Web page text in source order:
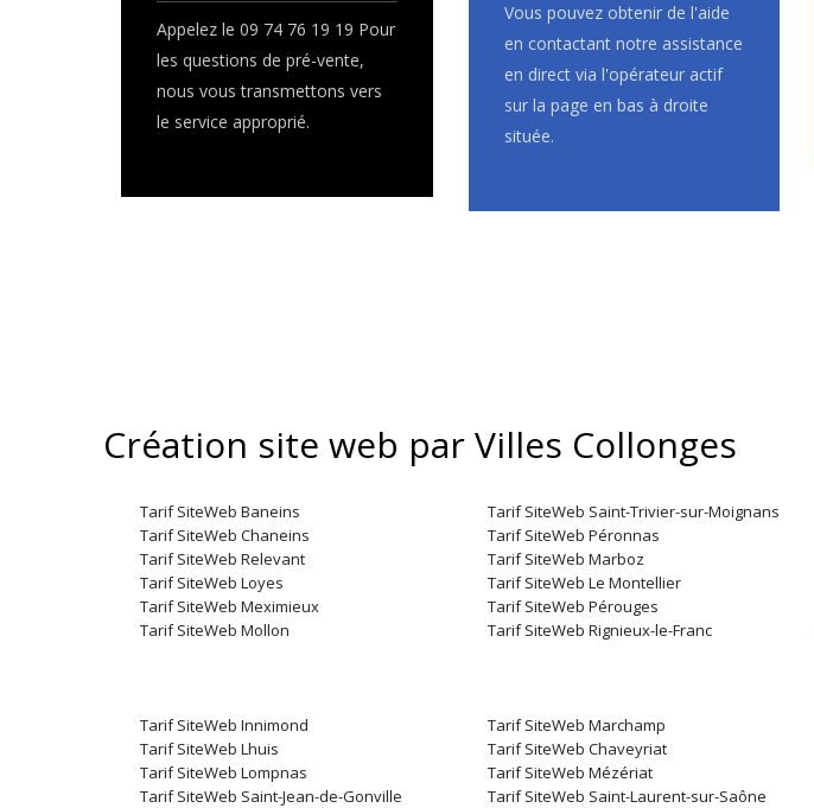
Appelez le 09 74 76 19 19 Pour
les questions de pré-vente,
nous vous transmettons vers
le service approprié.
Vous pouvez obtenir de l'aide
en contactant notre assistance
en direct via l'opérateur actif
sur la page en bas à droite
située.
Création site web par Villes Collonges
Tarif SiteWeb Baneins
Tarif SiteWeb Chaneins
Tarif SiteWeb Relevant
Tarif SiteWeb Saint-Trivier-sur-Moignans
Tarif SiteWeb Péronnas
Tarif SiteWeb Marboz
Tarif SiteWeb Loyes
Tarif SiteWeb Meximieux
Tarif SiteWeb Mollon
Tarif SiteWeb Le Montellier
Tarif SiteWeb Pérouges
Tarif SiteWeb Rignieux-le-Franc
Tarif SiteWeb Innimond
Tarif SiteWeb Lhuis
Tarif SiteWeb Lompnas
Tarif SiteWeb Marchamp
Tarif SiteWeb Chaveyriat
Tarif SiteWeb Mézériat
Tarif SiteWeb Saint-Jean-de-Gonville
Tarif SiteWeb Saint-Laurent-sur-Saône